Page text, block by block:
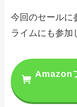
今回のセール
ライムにも参加
Amazon